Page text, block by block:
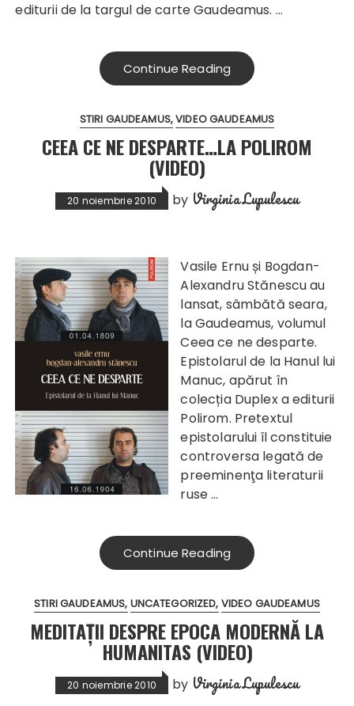
editurii de la targul de carte Gaudeamus. …
Continue Reading
STIRI GAUDEAMUS VIDEO GAUDEAMUS
CEEA CE NE DESPARTE…LA POLIROM
(VIDEO)
20 noiembrie 2010 by Virginia Lupulescu
Vasile Ernu și Bogdan-
Alexandru Stănescu au
lansat, sâmbătă seara,
la Gaudeamus, volumul
Ceea ce ne desparte.
Epistolarul de la Hanul lui
Manuc, apărut în
colecția Duplex a editurii
Polirom. Pretextul
epistolarului îl constituie
controversa legată de
preeminenţa literaturii
ruse …
Continue Reading
STIRI GAUDEAMUS UNCATEGORIZED VIDEO GAUDEAMUS
MEDITAȚII DESPRE EPOCA MODERNĂ LA
HUMANITAS (VIDEO)
20 noiembrie 2010 by Virginia Lupulescu